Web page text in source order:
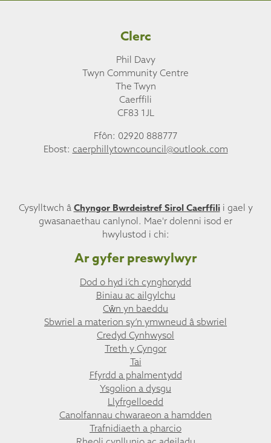
Clerc
Phil Davy
Twyn Community Centre
The Twyn
Caerffili
CF83 1JL
Ffôn: 02920 888777
Ebost: caerphillytowncouncil@outlook.com
Cysylltwch â Chyngor Bwrdeistref Sirol Caerffilii gael y
gwasanaethau canlynol. Mae'r dolenni isod er
hwylustod i chi:
Ar gyfer preswylwyr
Dod o hyd i’ch cynghorydd
Biniau ac ailgylchu
Cŵn yn baeddu
Sbwriel a materion sy’n ymwneud â sbwriel
Credyd Cynhwysol
Treth y Cyngor
Tai
Ffyrdd a phalmentydd
Ysgolion a dysgu
Llyfrgelloedd
Canolfannau chwaraeon a hamdden
Trafnidiaeth a pharcio